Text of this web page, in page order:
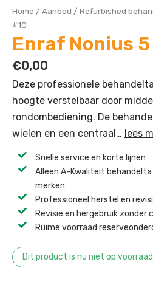
Home / Aanbod / Refurbished
#10
Enraf Nonius
€0,00
Deze professionele
hoogte verstelbaar door
rondombediening. De
wielen en een centraal… lees
Snelle service en korte lijnen
Alleen A-Kwaliteit
merken
Professioneel herstel en
Revisie en hergebruik zonder
Ruime voorraad
Dit product is nu niet op